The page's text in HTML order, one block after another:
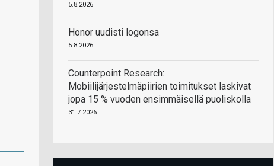
5.8.2026
Honor uudisti logonsa
5.8.2026
Counterpoint Research:
Mobiilijärjestelmäpiirien toimitukset laskivat
jopa 15 % vuoden ensimmäisellä puoliskolla
31.7.2026